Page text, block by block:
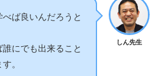
しん先生
ば良いんだろうと
にでも出来ること
。